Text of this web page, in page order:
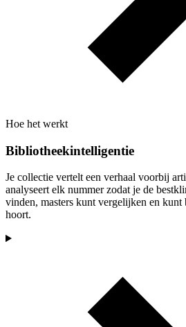
Hoe het werkt
Bibliotheekintelligentie
Je collectie vertelt een verhaal voorbij
analyseert elk nummer zodat je de
vinden, masters kunt vergelijken en
hoort.